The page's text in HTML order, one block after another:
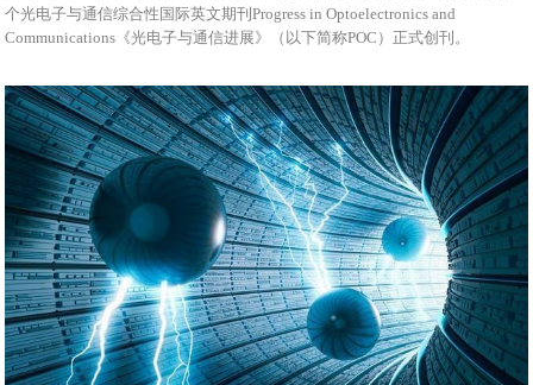
个光电子与通信综合性国际英文期刊Progress in Optoelectronics and
Communications《光电子与通信进展》（以下简称POC）正式创刊。